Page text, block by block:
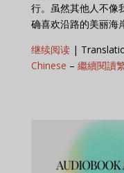
行。虽然其他人不像
确喜欢沿路的美丽海
继续阅读|
Chinese – 繼續閱讀